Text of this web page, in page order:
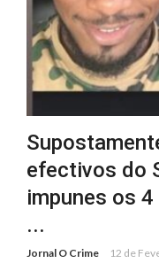
efectivos do
impunes os
...
Jornal O Crime 12 de